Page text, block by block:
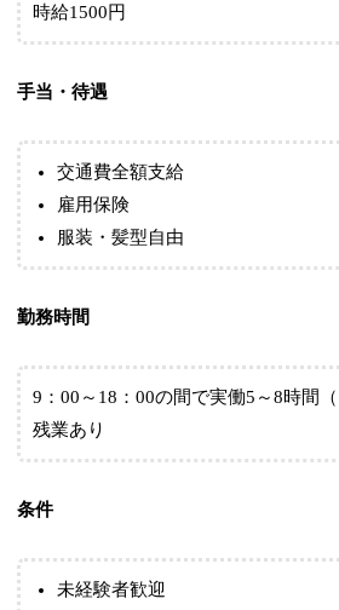
時給1500円
手当・待遇
交通費全額支給
雇用保険
服装・髪型自由
勤務時間
9：00～18：00の間で実働5～8時間（
残業あり
条件
未経験者歓迎